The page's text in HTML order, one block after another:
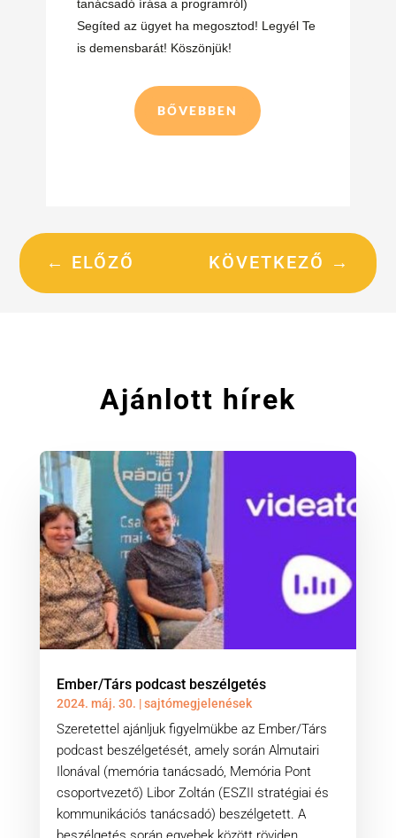
tanácsadó írása a programról)
Segíted az ügyet ha megosztod! Legyél Te
is demensbarát! Köszönjük!
BŐVEBBEN
← ELŐZŐ KÖVETKEZŐ →
Ajánlott hírek
Ember/Társ podcast beszélgetés
2024. máj. 30. |sajtómegjelenések
Szeretettel ajánljuk figyelmükbe az Ember/Társ
podcast beszélgetését, amely során Almutairi
Ilonával (memória tanácsadó, Memória Pont
csoportvezető) Libor Zoltán (ESZII stratégiai és
kommunikációs tanácsadó) beszélgetett. A